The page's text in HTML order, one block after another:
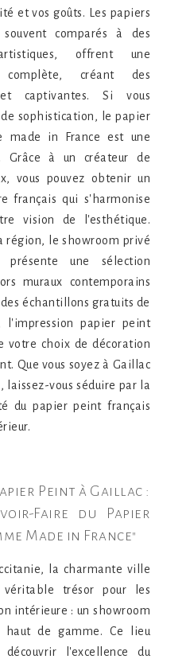
et vos goûts. Les papiers
comparés à des
offrent une
complète, créant des
captivantes. Si vous
sophistication, le papier
made in France est une
Grâce à un créateur de
vous pouvez obtenir un
français qui s'harmonise
vision de l'esthétique.
région, le showroom privé
une sélection
muraux contemporains
échantillons gratuits de
papier peint
votre choix de décoration
Que vous soyez à Gaillac
laissez-vous séduire par la
du papier peint français
Peint à Gaillac :
Faire du Papier
Made in France"
la charmante ville
trésor pour les
intérieure : un showroom
de gamme. Ce lieu
l'excellence du